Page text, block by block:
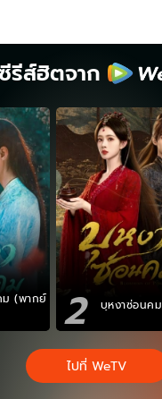
รีส์ฮิตจาก
ม (พากย์ 2 บุหงาซ่อนคม
ไปที่ WeTV